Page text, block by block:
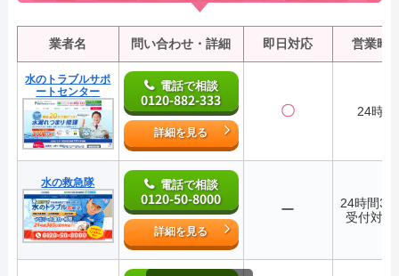
業者名 問い合わせ・詳細 即日対応 営業時
水のトラブルサポ
ートセンター
電話で相談
0120-882-333
詳細を見る
〇 24時間
水の救急隊 電話で相談
0120-50-8000
詳細を見る
ー
24時間
受付対応